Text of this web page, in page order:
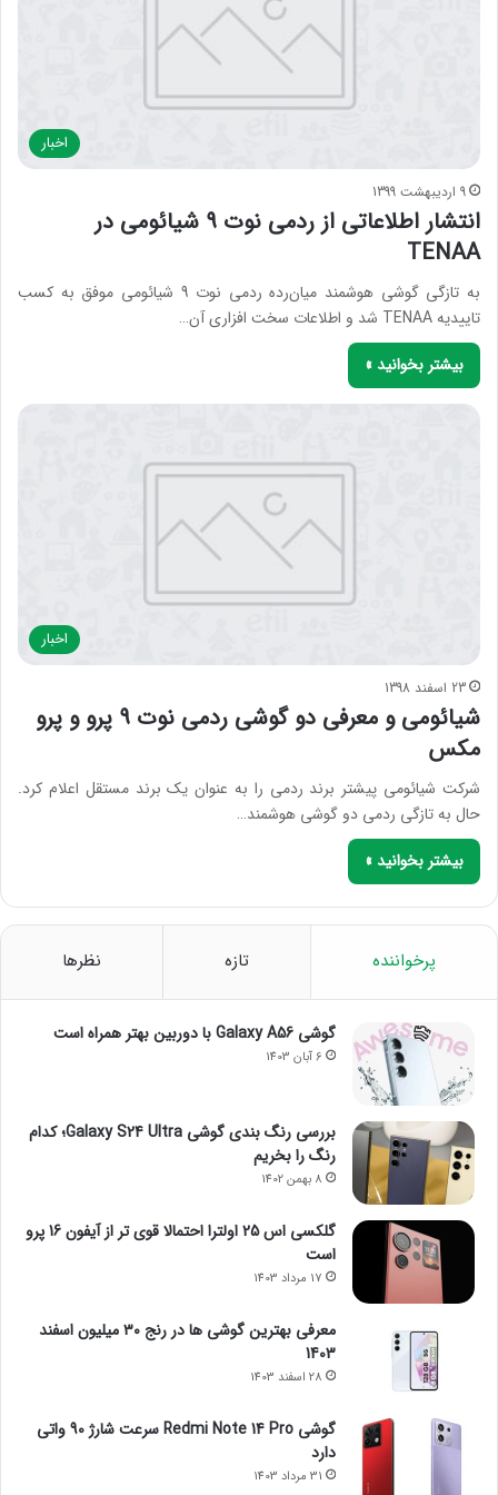
اخبار
9 اردیبهشت 1399
انتشار اطلاعاتی از ردمی نوت 9 شیائومی در
TENAA
به تازگی گوشی هوشمند میان‌رده ردمی نوت 9 شیائومی موفق به کسب
تاییدیه TENAA شد و اطلاعات سخت افزاری آن…
بیشتر بخوانید »
اخبار
23 اسفند 1398
شیائومی و معرفی دو گوشی ردمی نوت 9 پرو و پرو
مکس
شرکت شیائومی پیشتر برند ردمی را به عنوان یک برند مستقل اعلام کرد.
حال به تازگی ردمی دو گوشی هوشمند…
بیشتر بخوانید »
پرخواننده تازه نظرها
گوشی Galaxy A56 با دوربین بهتر همراه است
6 آبان 1403
بررسی رنگ بندی گوشی Galaxy S24 Ultra؛ کدام
رنگ را بخریم
8 بهمن 1402
گلکسی اس 25 اولترا احتمالا قوی تر از آیفون 16 پرو
است
17 مرداد 1403
معرفی بهترین گوشی ها در رنج ۳۰ میلیون اسفند
1403
28 اسفند 1403
گوشی Redmi Note 14 Pro سرعت شارژ 90 واتی
دارد
31 مرداد 1403